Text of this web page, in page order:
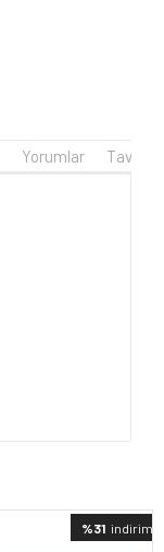
Yorumlar
%31 indirimli